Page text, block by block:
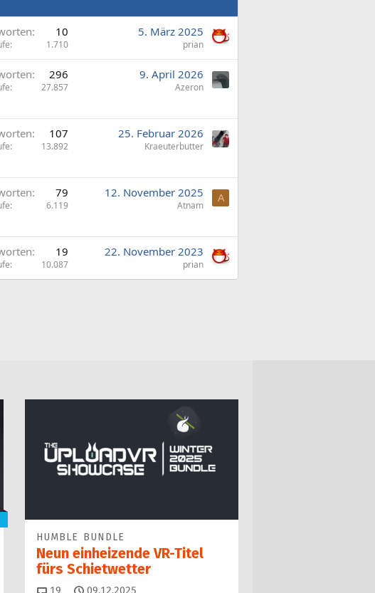
10
1.710
5. März 2025
prian
296
27.857
9. April 2026
Azeron
107
13.892
25. Februar 2026
Kraeuterbutter
79
6.119
12. November 2025
Atnam
A
19
10.087
22. November 2023
prian
HUMBLE BUNDLE
Neun einheizende VR-Titel
fürs Schietwetter
Kommentare